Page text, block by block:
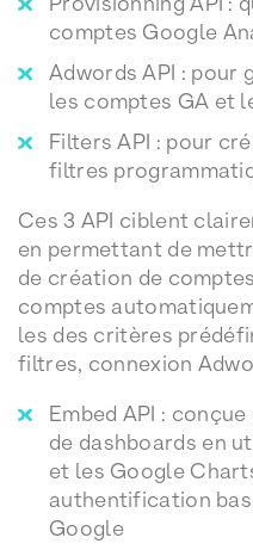
comptes Google
Adwords API : pour
les comptes GA et
Filters API : pour
filtres
Ces 3 API ciblent
en permettant de
de création de
comptes
les des critères
filtres, connexion
Embed API :
de dashboards en
et les Google
authentification
Google